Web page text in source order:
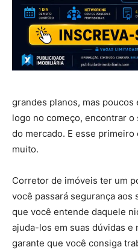
grandes planos, mas
logo no começo, encontrar
do mercado. E esse
muito.
Corretor de imóveis ter um
você passará segurança aos
que você entende daquele
ajuda-los em suas dúvidas e
garante que você consiga